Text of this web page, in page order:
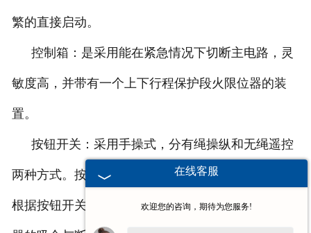
繁的直接启动。
控制箱：是采用能在紧急情况下切断主电路，灵
敏度高，并带有一个上下行程保护段火限位器的装
置。
按钮开关：采用手操式，分有绳操纵和无绳遥控
两种方式。按钮开关的操作电压一般为
根据按钮开关上所示方向和符号，通过控制箱内继电
在线客服
欢迎您的咨询，期待为您服务!